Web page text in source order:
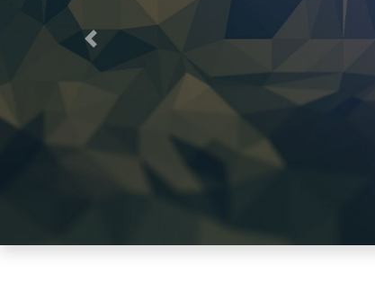
Предыдущая